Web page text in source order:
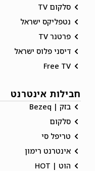
סלקום TV
נטפליקס ישראל
פרטנר TV
דיסני פלוס ישראל
Free TV
חבילות אינטרנט
בזק | Bezeq
סלקום
טריפל סי
אינטרנט רימון
הוט | HOT